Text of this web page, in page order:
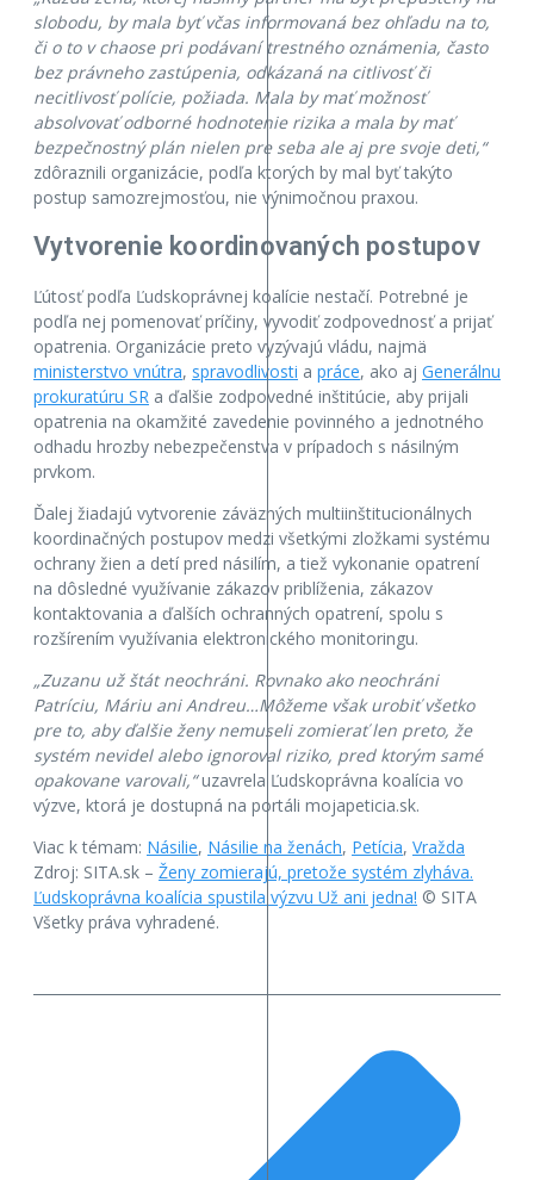
slobodu, by mala byť včas informovaná bez ohľadu na to,
či o to v chaose pri podávaní trestného oznámenia, často
bez právneho zastúpenia, odkázaná na citlivosť či
necitlivosť polície, požiada. Mala by mať možnosť
absolvovať odborné hodnotenie rizika a mala by mať
bezpečnostný plán nielen pre seba ale aj pre svoje deti,“
zdôraznili organizácie, podľa ktorých by mal byť takýto
postup samozrejmosťou, nie výnimočnou praxou.
Vytvorenie koordinovaných postupov
Ľútosť podľa Ľudskoprávnej koalície nestačí. Potrebné je
podľa nej pomenovať príčiny, vyvodiť zodpovednosť a prijať
opatrenia. Organizácie preto vyzývajú vládu, najmä
ministerstvo vnútra, spravodlivosti a práce, ako aj Generálnu
prokuratúru SR a ďalšie zodpovedné inštitúcie, aby prijali
opatrenia na okamžité zavedenie povinného a jednotného
odhadu hrozby nebezpečenstva v prípadoch s násilným
prvkom.
Ďalej žiadajú vytvorenie záväzných multiinštitucionálnych
koordinačných postupov medzi všetkými zložkami systému
ochrany žien a detí pred násilím, a tiež vykonanie opatrení
na dôsledné využívanie zákazov priblíženia, zákazov
kontaktovania a ďalších ochranných opatrení, spolu s
rozšírením využívania elektronického monitoringu.
„Zuzanu už štát neochráni. Rovnako ako neochráni
Patríciu, Máriu ani Andreu…Môžeme však urobiť všetko
pre to, aby ďalšie ženy nemuseli zomierať len preto, že
systém nevidel alebo ignoroval riziko, pred ktorým samé
opakovane varovali,“uzavrela Ľudskoprávna koalícia vo
výzve, ktorá je dostupná na portáli mojapeticia.sk.
Viac k témam: Násilie, Násilie na ženách, Petícia, Vražda
Zdroj: SITA.sk – Ženy zomierajú, pretože systém zlyháva.
Ľudskoprávna koalícia spustila výzvu Už ani jedna! © SITA
Všetky práva vyhradené.